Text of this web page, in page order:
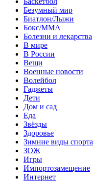
Безумный мир
Биатлон/Лыжи
Бокс/MMA
Болезни и лекарства
В мире
В России
Вещи
Военные новости
Волейбол
Гаджеты
Дети
Дом и сад
Еда
Звёзды
Здоровье
Зимние виды спорта
ЗОЖ
Игры
Импортозамещение
Интернет